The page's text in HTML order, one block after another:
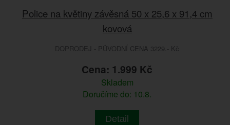
Police na květiny závěsná 50 x 25,6 x 91,4 cm
kovová
DOPRODEJ - PŮVODNÍ CENA 3229.- Kč
Cena: 1.999 Kč
Skladem
Doručíme do: 10.8.
Detail